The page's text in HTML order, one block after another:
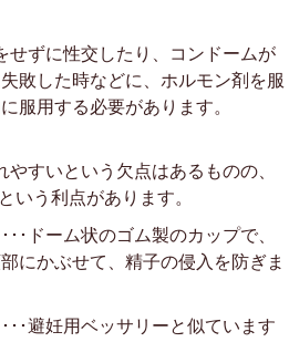
せずに性交したり、コンドームが
敗した時などに、ホルモン剤を服
服用する必要があります。
やすいという欠点はあるものの、
いう利点があります。
･･ドーム状のゴム製のカップで、
にかぶせて、精子の侵入を防ぎま
･･避妊用ベッサリーと似ています